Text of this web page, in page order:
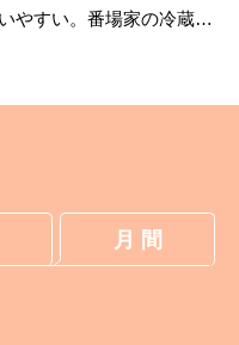
やすい。番場家の冷蔵
月 間